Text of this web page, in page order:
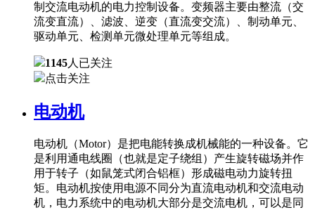
制交流电动机的电力控制设备。变频器主要由整流（交
流变直流）、滤波、逆变（直流变交流）、制动单元、
驱动单元、检测单元微处理单元等组成。
1145人已关注
点击关注
电动机
电动机（Motor）是把电能转换成机械能的一种设备。它
是利用通电线圈（也就是定子绕组）产生旋转磁场并作
用于转子（如鼠笼式闭合铝框）形成磁电动力旋转扭
矩。电动机按使用电源不同分为直流电动机和交流电动
机，电力系统中的电动机大部分是交流电机，可以是同